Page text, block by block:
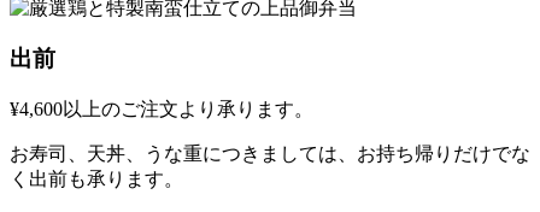
出前
¥4,600以上のご注文より承ります。
お寿司、天丼、うな重につきましては、お持ち帰りだけでな
く出前も承ります。